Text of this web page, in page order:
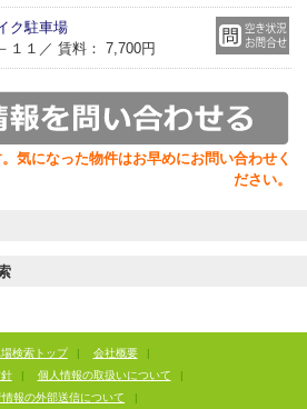
ク駐車場
１１／ 賃料： 7,700円
気になった物件はお早めにお問い合わせく
ださい。
検索トップ | 会社概要
|
| 個人情報の取扱いについて
|
報の外部送信について
|